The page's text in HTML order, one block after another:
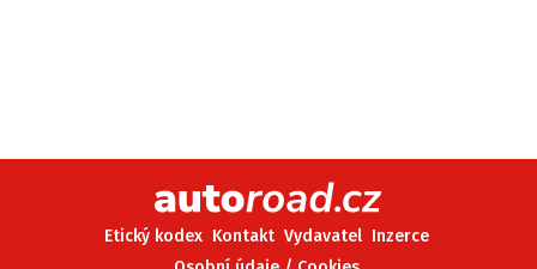
Etický kodex Kontakt Vydavatel Inzerce